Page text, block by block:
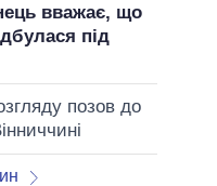
вважає, що
під
позов до